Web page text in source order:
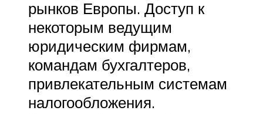
рынков Европы. Доступ к
некоторым ведущим
юридическим фирмам,
командам бухгалтеров,
привлекательным системам
налогообложения.